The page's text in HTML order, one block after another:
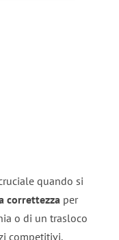
quando si
correttezza per
o di un trasloco
competitivi.